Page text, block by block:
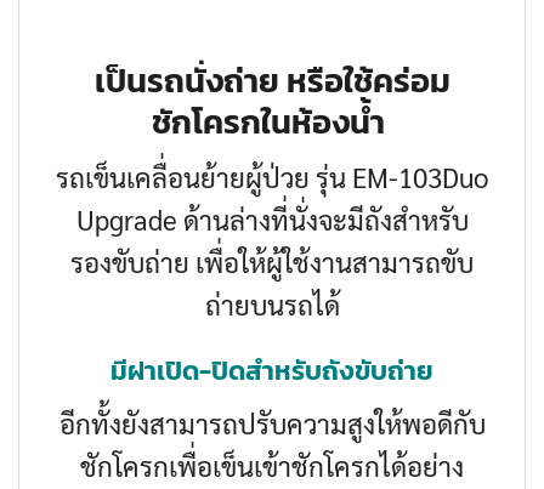
เป็นรถนั่งถ่าย หรือใช้คร่อม
ชักโครกในห้องน้ำ
รถเข็นเคลื่อนย้ายผู้ป่วย รุ่น EM-103Duo
Upgrade ด้านล่างที่นั่งจะมีถังสำหรับ
รองขับถ่าย เพื่อให้ผู้ใช้งานสามารถขับ
ถ่ายบนรถได้
มีฝาเปิด-ปิดสำหรับถังขับถ่าย
อีกทั้งยังสามารถปรับความสูงให้พอดีกับ
ชักโครกเพื่อเข็นเข้าชักโครกได้อย่าง